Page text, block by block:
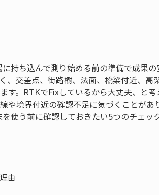
持ち込んで測り始める前の準備で成果の
、交差点、街路樹、法面、橋梁付近、高
す。RTKでFixしているから大丈夫、と考
や境界付近の確認不足に気づくことがあ
使う前に確認しておきたい5つのチェッ